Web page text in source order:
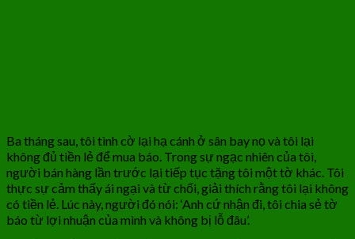
Ba tháng sau, tôi tình cờ lại hạ cánh ở sân bay nọ và tôi lại
không đủ tiền lẻ để mua báo. Trong sự ngạc nhiên của tôi,
người bán hàng lần trước lại tiếp tục tặng tôi một tờ khác. Tôi
thực sự cảm thấy ái ngại và từ chối, giải thích rằng tôi lại không
có tiền lẻ. Lúc này, người đó nói: ‘Anh cứ nhận đi, tôi chia sẻ tờ
báo từ lợi nhuận của mình và không bị lỗ đâu’.